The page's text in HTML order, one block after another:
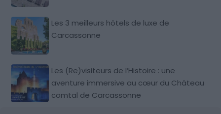
Les 3 meilleurs hôtels de luxe de
Carcassonne
Les (Re)visiteurs de l’Histoire : une
aventure immersive au cœur du Château
comtal de Carcassonne